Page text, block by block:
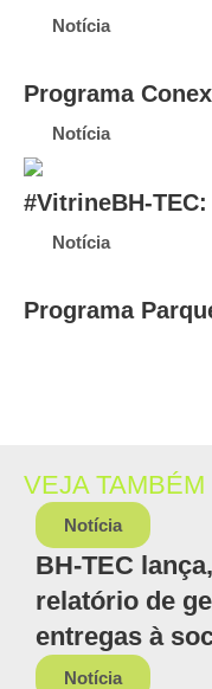
Notícia
Programa
Notícia
#VitrineBH-
Notícia
Programa
VEJA TAMBÉM
Notícia
BH-TEC
relatório de
entregas à
Notícia